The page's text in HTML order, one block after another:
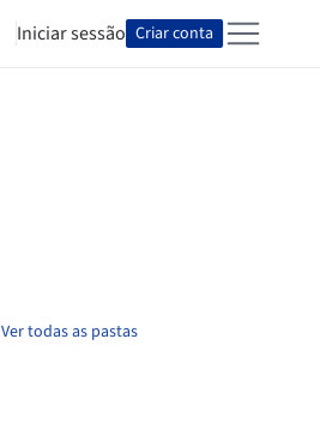
Iniciar sessão Criar conta
Ver todas as pastas